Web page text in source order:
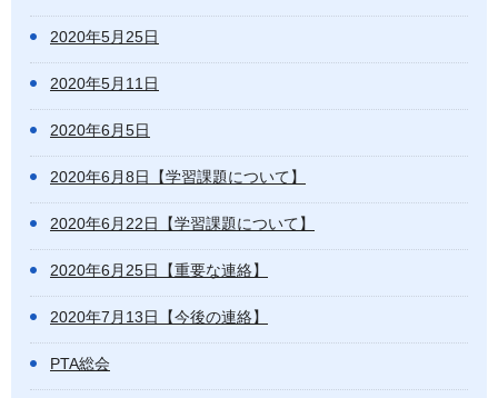
2020年5月25日
2020年5月11日
2020年6月5日
2020年6月8日【学習課題について】
2020年6月22日【学習課題について】
2020年6月25日【重要な連絡】
2020年7月13日【今後の連絡】
PTA総会